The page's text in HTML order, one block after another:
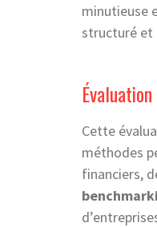
minutieuse
structuré et
Cette
méthodes
financiers,